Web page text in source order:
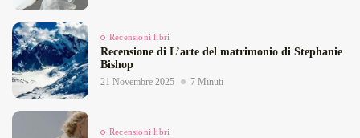
Recensioni libri
Recensione di L’arte del matrimonio di Stephanie
Bishop
21 Novembre 2025 7 Minuti
Recensioni libri